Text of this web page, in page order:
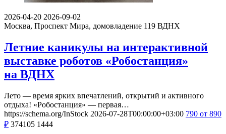
2026-04-20 2026-09-02
Москва, Проспект Мира, домовладение 119 ВДНХ
Летние каникулы на интерактивной
выставке роботов «Робостанция»
на ВДНХ
Лето — время ярких впечатлений, открытий и активного
отдыха! «Робостанция» — первая…
https://schema.org/InStock 2026-07-28T00:00:00+03:00 790 от 890
₽ 374105 1444